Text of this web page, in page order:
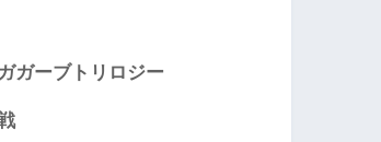
ガーブトリロジー